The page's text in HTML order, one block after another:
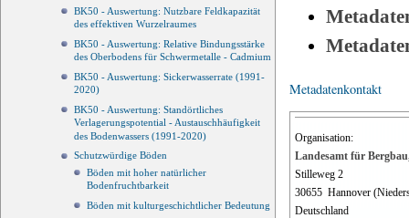
BK50 - Auswertung: Nutzbare Feldkapazität
des effektiven Wurzelraumes
BK50 - Auswertung: Relative Bindungsstärke
des Oberbodens für Schwermetalle - Cadmium
BK50 - Auswertung: Sickerwasserrate (1991-
2020)
BK50 - Auswertung: Standörtliches
Verlagerungspotential - Austauschhäufigkeit
des Bodenwassers (1991-2020)
Schutzwürdige Böden
Böden mit hoher natürlicher
Bodenfruchtbarkeit
Böden mit kulturgeschichtlicher Bedeutung
Metadatenkontakt
Organisation:
Landesamt für
Stilleweg 2
30655 Hannover
Deutschland